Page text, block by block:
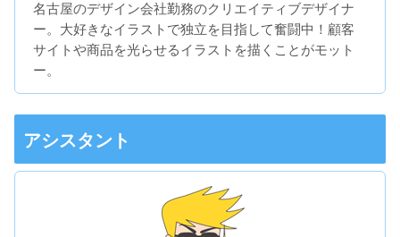
名古屋のデザイン会社勤務のクリエイティブデザイナ
ー。大好きなイラストで独立を目指して奮闘中！顧客
サイトや商品を光らせるイラストを描くことがモット
ー。
アシスタント